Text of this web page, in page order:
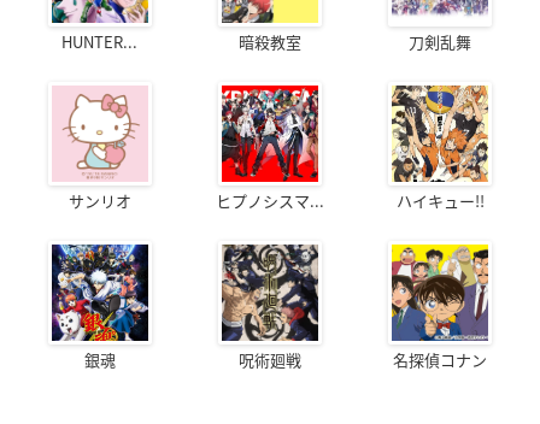
HUNTER... 暗殺教室 刀剣乱舞
サンリオ ヒプノシスマ... ハイキュー!!
銀魂 呪術廻戦 名探偵コナン